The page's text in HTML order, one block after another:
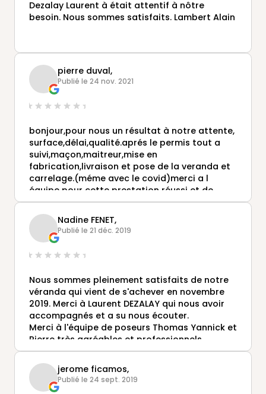
Dezalay Laurent à était attentif à nôtre
besoin. Nous sommes satisfaits. Lambert Alain
pierre duval,
Publié le 24 nov. 2021
bonjour,pour nous un résultat à notre attente,
surface,délai,qualité.aprés le permis tout a
suivi,maçon,maitreur,mise en
fabrication,livraison et pose de la veranda et
carrelage.(méme avec le covid)merci a l
équipe pour cette prestation réussi et de
meme a l équipe de fabrication.sans oublier le
commercial laurent Dezalay pour une écoute
et un suivi depuis notre premier contact.
a recommander pour la qualité du produit et
de l ensemble des prestations.
Nadine FENET,
Publié le 21 déc. 2019
Nous sommes pleinement satisfaits de notre
véranda qui vient de s'achever en novembre
2019. Merci à Laurent DEZALAY qui nous avoir
accompagnés et a su nous écouter.
Merci à l'équipe de poseurs Thomas Yannick et
Pierre très agréables et professionnels.
jerome ficamos,
Publié le 24 sept. 2019